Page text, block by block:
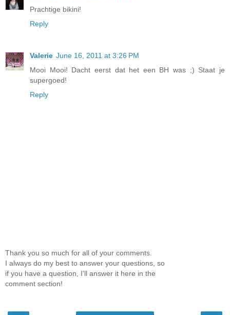
Prachtige bikini!
Reply
Valerie June 16, 2011 at 3:26 PM
Mooi Mooi! Dacht eerst dat het een BH was ;) Staat je
supergoed!
Reply
Thank you so much for all of your comments.
I always do my best to answer your questions, so
if you have a question, I'll answer it here in the
comment section!